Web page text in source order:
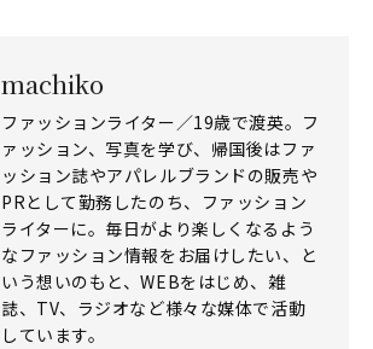
machiko
ファッションライター／19歳で渡英。フ
ァッション、写真を学び、帰国後はファ
ッション誌やアパレルブランドの販売や
PRとして勤務したのち、ファッション
ライターに。毎日がより楽しくなるよう
なファッション情報をお届けしたい、と
いう想いのもと、WEBをはじめ、雑
誌、TV、ラジオなど様々な媒体で活動
しています。